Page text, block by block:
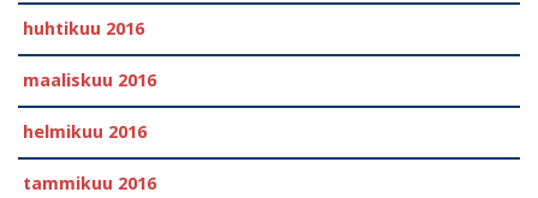
huhtikuu 2016
maaliskuu 2016
helmikuu 2016
tammikuu 2016